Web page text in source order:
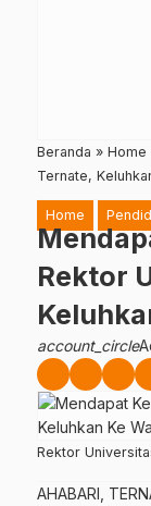
Beranda » Home
Ternate,
Home
Rektor
account_circle
Rektor
AHABARI,